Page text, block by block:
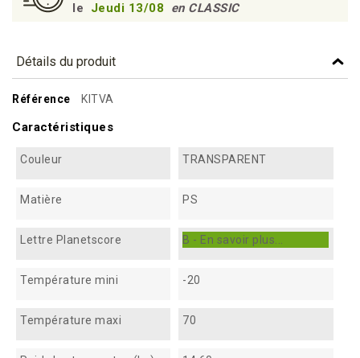
le
Jeudi 13/08 en CLASSIC
Détails du produit
Référence KITVA
Caractéristiques
Couleur TRANSPARENT
Matière PS
Lettre Planetscore B - En savoir plus...
Température mini -20
Température maxi 70